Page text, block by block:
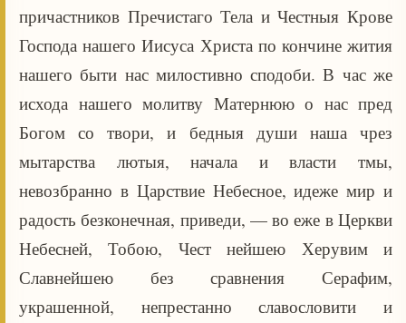
причастников Пречистаго Тела и Честныя Крове
Господа нашего Иисуса Христа по кончине жития
нашего быти нас милостивно сподоби. В час же
исхода нашего молитву Матернюю о нас пред
Богом со твори, и бедныя души наша чрез
мытарства лютыя, начала и власти тмы,
невозбранно в Царствие Небесное, идеже мир и
радость безконечная, приведи, — во еже в Церкви
Небесней, Тобою, Чест нейшею Херувим и
Славнейшею без сравнения Серафим,
украшенной, непрестанно славословити и